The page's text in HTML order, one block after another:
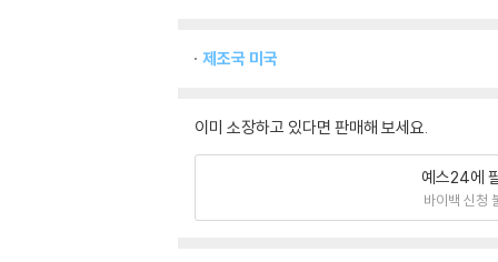
제조국 미국
이미 소장하고 있다면 판매해 보세요.
예스24에
바이백 신청